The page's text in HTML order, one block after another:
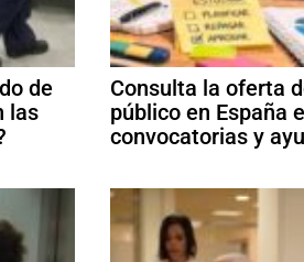
de
las
Consulta la oferta
público en España
convocatorias y